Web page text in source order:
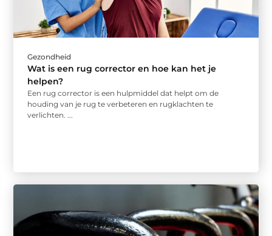
Gezondheid
Wat is een rug corrector en hoe kan het je
helpen?
Een rug corrector is een hulpmiddel dat helpt om de
houding van je rug te verbeteren en rugklachten te
verlichten. ...